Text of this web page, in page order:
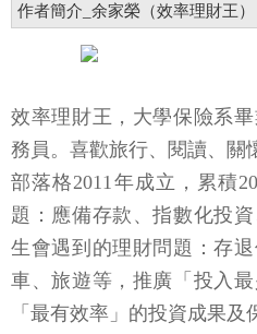
作者簡介_余家榮（效率理財王）
效率理財王，大學保險系
務員。喜歡旅行、閱讀、關
部落格2011年成立，累積
題：應備存款、指數化投
生會遇到的理財問題：存
車、旅遊等，推廣「投入
「最有效率」的投資成果及